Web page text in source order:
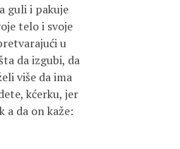
guli i pakuje
telo i svoje
u
da izgubi, da
više da ima
kćerku, jer
a da on kaže: